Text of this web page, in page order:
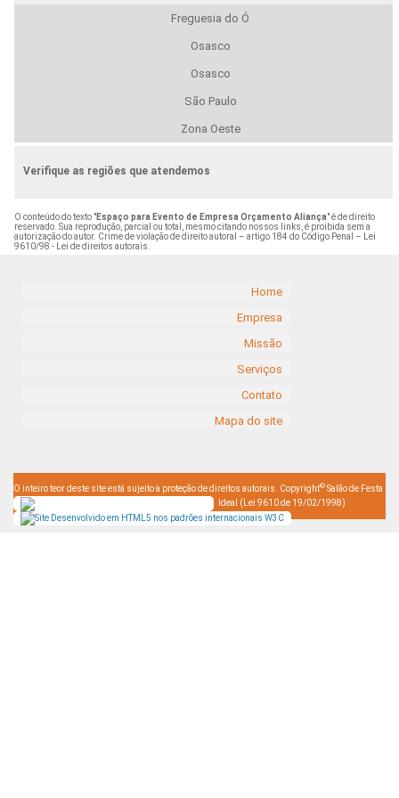
Freguesia do Ó
Osasco
Osasco
São Paulo
Zona Oeste
Verifique as regiões que atendemos
O conteúdo do texto "Espaço para Evento de Empresa Orçamento Aliança" é de direito
reservado. Sua reprodução, parcial ou total, mesmo citando nossos links, é proibida sem a
autorização do autor. Crime de violação de direito autoral – artigo 184 do Código Penal –
Lei
9610/98 - Lei de direitos autorais
Home
Empresa
Missão
Serviços
Contato
Mapa do site
O inteiro teor deste site está sujeito à proteção de direitos autorais. Copyright© Salão de Festa
Ideal (Lei 9610 de 19/02/1998)